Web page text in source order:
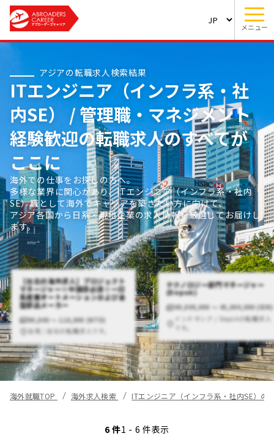
メニュー
アジアの転職求人検索結果
ITエンジニア（インフラ系・社
内SE） / 管理職・マネジメント
経験歓迎の転職求人のすべてが
ここに
海外での仕事をお探しの方へ。
多様な業界に関心があり、ITエンジニア（インフラ系・社内
SE）職として海外でキャリアを築きたい方に向けて、
アジア各国から日系・現地企業の求人情報を厳選してお届けし
ます。
【台北の海外求人】プロジェクト
マネージャー※中国語必須※ー日
系産業オートメーションおよび金
型部品メーカー
80,000 〜 110,000 (NTD)
台湾 / 台北の転職求人です。
テクノロジー部門マネージャー
(Depok)
40,000,000 〜 45,000,000 (IDR)
インドネシア / Depokの転職求人
です。
海外就職TOP 海外求人検索 ITエンジニア（インフラ系・社内SE）の
6 件1 - 6 件表示